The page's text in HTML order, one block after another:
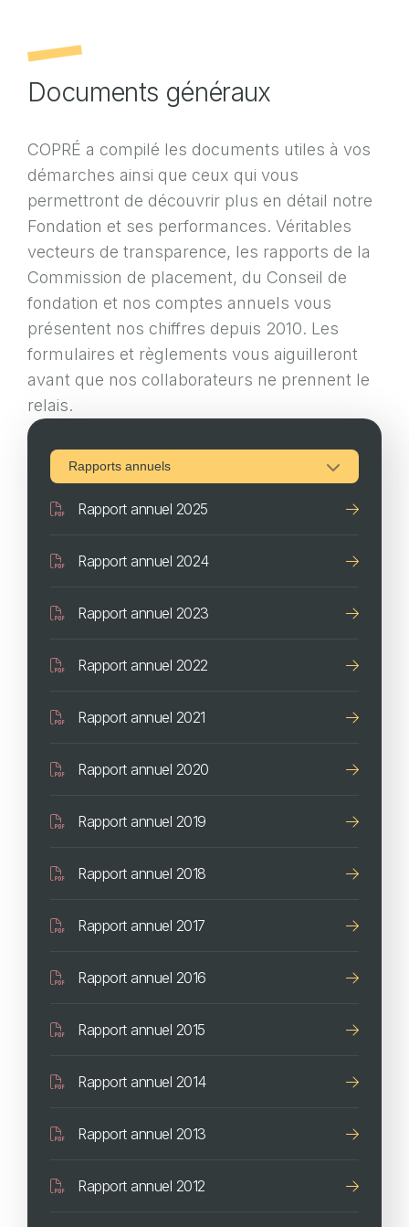
Documents généraux
COPRÉ a compilé les documents utiles à vos
démarches ainsi que ceux qui vous
permettront de découvrir plus en détail notre
Fondation et ses performances. Véritables
vecteurs de transparence, les rapports de la
Commission de placement, du Conseil de
fondation et nos comptes annuels vous
présentent nos chiffres depuis 2010. Les
formulaires et règlements vous aiguilleront
avant que nos collaborateurs ne prennent le
relais.
Rapport annuel 2025
Rapport annuel 2024
Rapport annuel 2023
Rapport annuel 2022
Rapport annuel 2021
Rapport annuel 2020
Rapport annuel 2019
Rapport annuel 2018
Rapport annuel 2017
Rapport annuel 2016
Rapport annuel 2015
Rapport annuel 2014
Rapport annuel 2013
Rapport annuel 2012